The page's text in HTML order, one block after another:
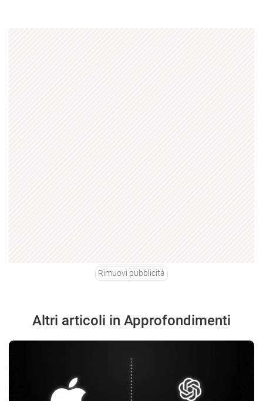
Rimuovi pubblicità
Altri articoli in Approfondimenti